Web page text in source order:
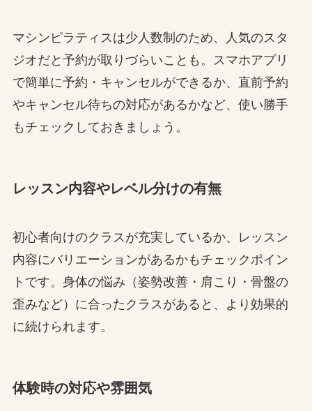
マシンピラティスは少人数制のため、人気のスタ
ジオだと予約が取りづらいことも。スマホアプリ
で簡単に予約・キャンセルができるか、直前予約
やキャンセル待ちの対応があるかなど、使い勝手
もチェックしておきましょう。
レッスン内容やレベル分けの有無
初心者向けのクラスが充実しているか、レッスン
内容にバリエーションがあるかもチェックポイン
トです。身体の悩み（姿勢改善・肩こり・骨盤の
歪みなど）に合ったクラスがあると、より効果的
に続けられます。
体験時の対応や雰囲気